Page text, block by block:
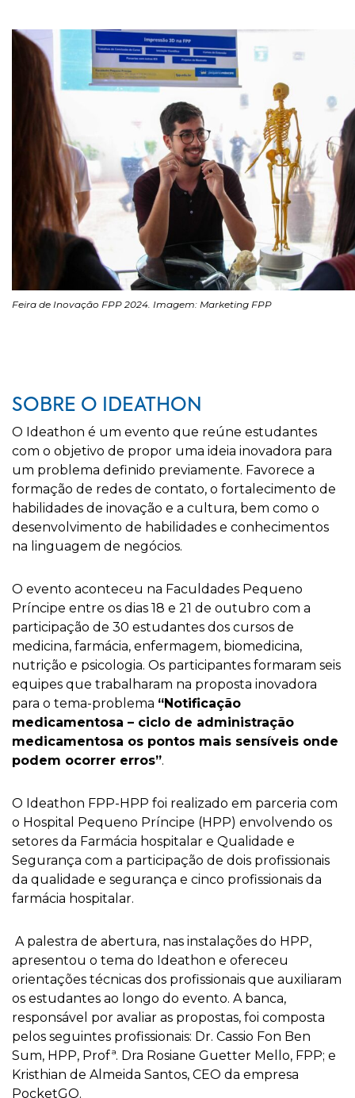
Feira de Inovação FPP 2024. Imagem: Marketing FPP
SOBRE O IDEATHON
O Ideathon é um evento que reúne estudantes
com o objetivo de propor uma ideia inovadora para
um problema definido previamente. Favorece a
formação de redes de contato, o fortalecimento de
habilidades de inovação e a cultura, bem como o
desenvolvimento de habilidades e conhecimentos
na linguagem de negócios.
O evento aconteceu na Faculdades Pequeno
Príncipe entre os dias 18 e 21 de outubro com a
participação de 30 estudantes dos cursos de
medicina, farmácia, enfermagem, biomedicina,
nutrição e psicologia. Os participantes formaram seis
equipes que trabalharam na proposta inovadora
para o tema-problema “Notificação
medicamentosa – ciclo de administração
medicamentosa os pontos mais sensíveis onde
podem ocorrer erros”.
O Ideathon FPP-HPP foi realizado em parceria com
o Hospital Pequeno Príncipe (HPP) envolvendo os
setores da Farmácia hospitalar e Qualidade e
Segurança com a participação de dois profissionais
da qualidade e segurança e cinco profissionais da
farmácia hospitalar.
A palestra de abertura, nas instalações do HPP,
apresentou o tema do Ideathon e ofereceu
orientações técnicas dos profissionais que auxiliaram
os estudantes ao longo do evento. A banca,
responsável por avaliar as propostas, foi composta
pelos seguintes profissionais: Dr. Cassio Fon Ben
Sum, HPP, Profª. Dra Rosiane Guetter Mello, FPP; e
Kristhian de Almeida Santos, CEO da empresa
PocketGO.